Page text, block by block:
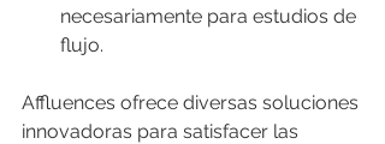
necesariamente para estudios de
flujo.
Affluences ofrece diversas soluciones
innovadoras para satisfacer las